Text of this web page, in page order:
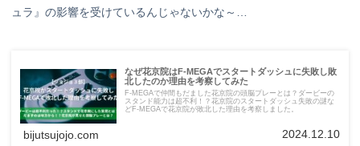
ュラ』の影響を受けているんじゃないかな～…
なぜ花京院はF-MEGAでスタートダッシュに失敗し敗
北したのか理由を考察してみた
F-MEGAで仲間もだました花京院の頭脳プレーとは？ダービーの
スタンド能力は超不利！？花京院のスタートダッシュ失敗の謎な
どF-MEGAで花京院が敗北した理由を考察しました。
bijutsujojo.com 2024.12.10